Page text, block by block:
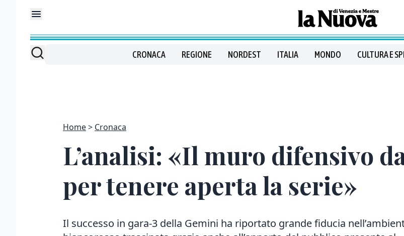
CRONACA REGIONE NORDEST ITALIA MONDO CULTURA E
Home Cronaca
L’analisi: «Il muro difensivo
per tenere aperta la serie»
Il successo in gara-3 della Gemini ha riportato grande fiducia